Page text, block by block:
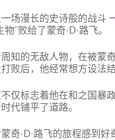
场漫长的史诗般的战斗
”败给了蒙奇·D·路飞。
知的无敌人物，在被蒙
败后，他经常想方设法
仅标志着他在和之国暴
代铺平了道路。
奇·D·路飞的旅程感到好